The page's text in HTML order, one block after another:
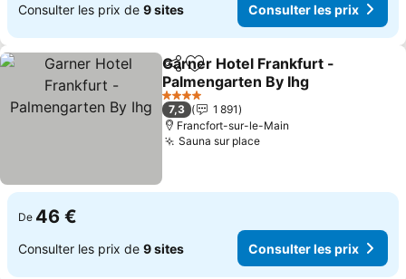
Consulter les prix de 9 sites Consulter les prix
PartagerAjouter à mes favoris
Garner Hotel Frankfurt -
Palmengarten By Ihg
Consulter les prix
4 Étoiles
7,3
1 891
Francfort-sur-le-Main
Sauna sur placeConsulter les prix
De 46 €
Consulter les prix de 9 sites Consulter les prix